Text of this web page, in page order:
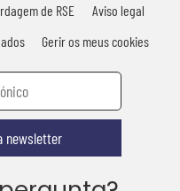
de RSE
Aviso legal
Gerir os meus cookies
newsletter